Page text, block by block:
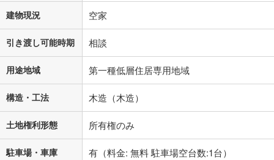
建物現況 空家
引き渡し可能時期 相談
用途地域 第一種低層住居専用地域
構造・工法 木造（木造）
土地権利形態 所有権のみ
駐車場・車庫 有（料金: 無料 駐車場空台数:1台）